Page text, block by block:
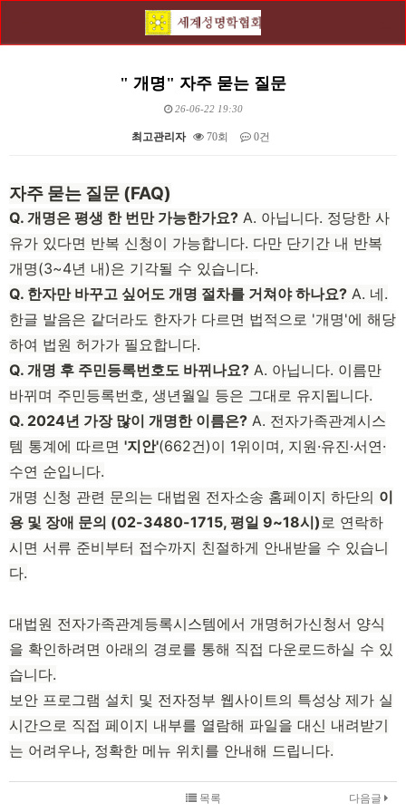
" 개명" 자주 묻는 질문
26-06-22 19:30
최고관리자 70회 0건
자주 묻는 질문 (FAQ)
Q. 개명은 평생 한 번만 가능한가요? A. 아닙니다. 정당한 사
유가 있다면 반복 신청이 가능합니다. 다만 단기간 내 반복
개명(3~4년 내)은 기각될 수 있습니다.
Q. 한자만 바꾸고 싶어도 개명 절차를 거쳐야 하나요? A. 네.
한글 발음은 같더라도 한자가 다르면 법적으로 '개명'에 해당
하여 법원 허가가 필요합니다.
Q. 개명 후 주민등록번호도 바뀌나요? A. 아닙니다. 이름만
바뀌며 주민등록번호, 생년월일 등은 그대로 유지됩니다.
Q. 2024년 가장 많이 개명한 이름은? A. 전자가족관계시스
템 통계에 따르면 '지안'(662건)이 1위이며, 지원·유진·서연·
수연 순입니다.
개명 신청 관련 문의는 대법원 전자소송 홈페이지 하단의 이
용 및 장애 문의 (02-3480-1715, 평일 9~18시)로 연락하
시면 서류 준비부터 접수까지 친절하게 안내받을 수 있습니
다.
대법원 전자가족관계등록시스템에서 개명허가신청서 양식
을 확인하려면 아래의 경로를 통해 직접 다운로드하실 수 있
습니다.
보안 프로그램 설치 및 전자정부 웹사이트의 특성상 제가 실
시간으로 직접 페이지 내부를 열람해 파일을 대신 내려받기
는 어려우나, 정확한 메뉴 위치를 안내해 드립니다.
다음글
목록